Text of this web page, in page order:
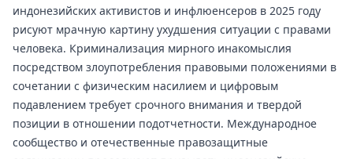
индонезийских активистов и инфлюенсеров в 2025 году
рисуют мрачную картину ухудшения ситуации с правами
человека. Криминализация мирного инакомыслия
посредством злоупотребления правовыми положениями в
сочетании с физическим насилием и цифровым
подавлением требует срочного внимания и твердой
позиции в отношении подотчетности. Международное
сообщество и отечественные правозащитные